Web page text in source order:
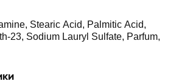
Stearic Acid, Palmitic Acid,
23, Sodium Lauryl Sulfate, Parfum,